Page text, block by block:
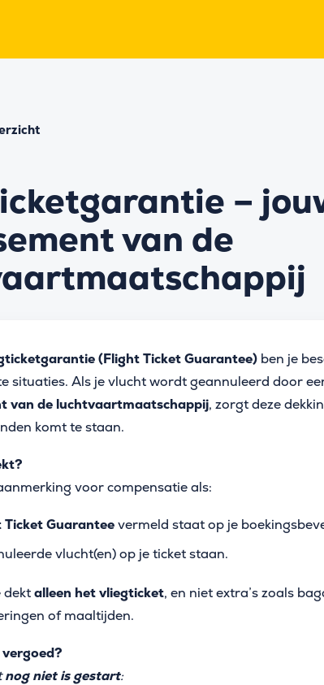
–
van de
(Flight Ticket Guarantee) ben je
situaties. Als je vlucht wordt geannuleerd door
van de luchtvaartmaatschappij, zorgt deze
komt te staan.
voor compensatie als:
Ticket Guaranteevermeld staat op je
vlucht(en) op je ticket staan.
dektalleen het vliegticket, en niet extra’s zoals
of maaltijden.
nog niet is gestart: